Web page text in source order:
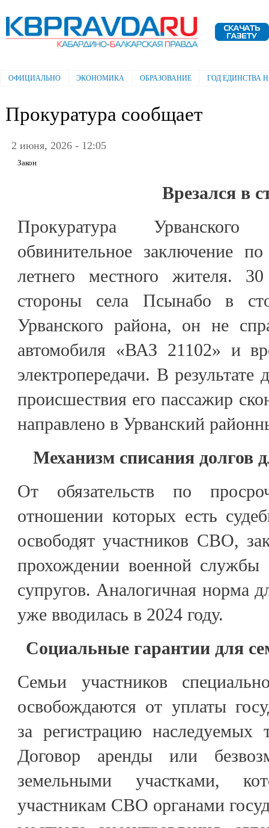
Электронная газета "Кабардино-
Балкарская правда"
Главное меню
ОФИЦИАЛЬНО ЭКОНОМИКА ОБРАЗОВАНИЕ ГОД ЕДИНСТВА
Прокуратура сообщает
2 июня, 2026 - 12:05
Закон
Врезался в
Прокуратура
обвинительное заключение
летнего местного жителя.
стороны села Псынабо в
Урванского района, он не
автомобиля «ВАЗ 21102» и
электропередачи. В результате
происшествия его пассажир
направлено в Урванский
Механизм списания долгов
От обязательств по
отношении которых есть
освободят участников СВО,
прохождении военной
супругов. Аналогичная норма
уже вводилась в 2024 году.
Социальные гарантии для
Семьи участников
освобождаются от уплаты
за регистрацию наследуемых
Договор аренды или
земельными участками,
участникам СВО органами